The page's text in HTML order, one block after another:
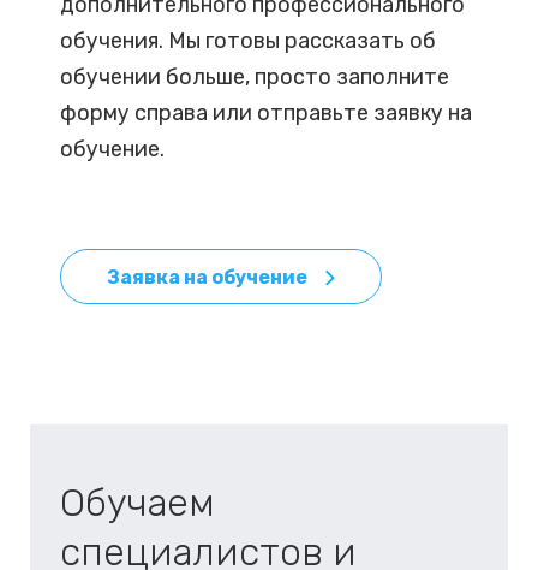
обучения. Мы готовы рассказать об
обучении больше, просто заполните
форму справа или отправьте заявку на
обучение.
Заявка на обучение
Обучаем
специалистов и